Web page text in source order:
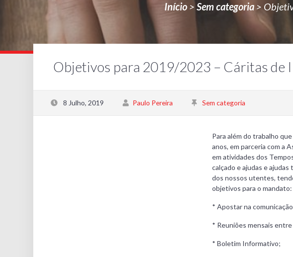
Início > Sem categoria >
Objetivos para 2019/2023 – Cáritas de
8 Julho, 2019 Paulo Pereira Sem categoria
Para além do trabalho
anos, em parceria com a
em atividades dos
calçado e ajudas e ajudas
dos nossos utentes,
objetivos para o mandato:
* Apostar na
* Reuniões mensais
* Boletim Informativo;